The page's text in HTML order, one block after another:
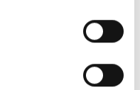
de
y cohesión social.